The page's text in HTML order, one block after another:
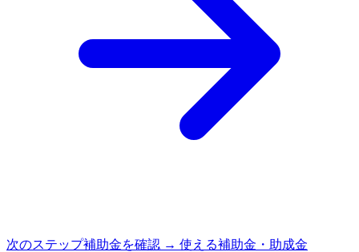
次のステップ補助金を確認 → 使える補助金・助成金